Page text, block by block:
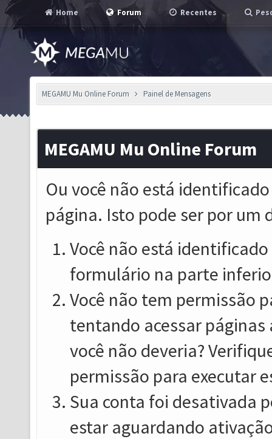
Home Forum Recentes
MEGAMU Mu Online Forum Painel de Mensagens
MEGAMU Mu Online Forum
Ou você não está
página. Isto pode ser por um
Você não está
formulário na parte
Você não tem permissão
tentando acessar
você não deveria?
permissão para executar
Sua conta foi desativada
estar aguardando